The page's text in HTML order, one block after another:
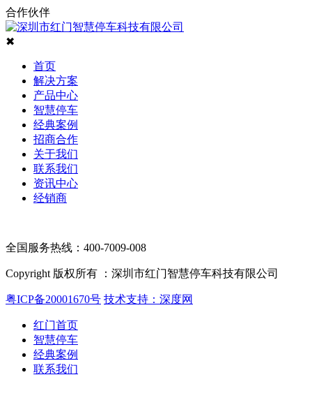
合作伙伴
✖
首页
解决方案
产品中心
智慧停车
经典案例
招商合作
关于我们
联系我们
资讯中心
经销商
全国服务热线：400-7009-008
Copyright 版权所有 ：深圳市红门智慧停车科技有限公司
粤ICP备20001670号 技术支持：深度网
红门首页
智慧停车
经典案例
联系我们